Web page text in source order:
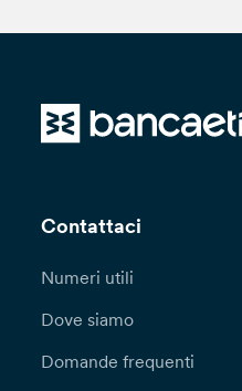
Contattaci
Numeri utili
Dove siamo
Domande frequenti